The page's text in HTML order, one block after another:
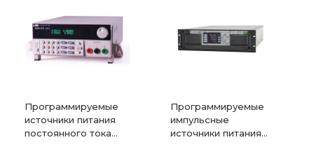
Программируемые
источники питания
постоянного тока
Программируемые
импульсные
источники питания